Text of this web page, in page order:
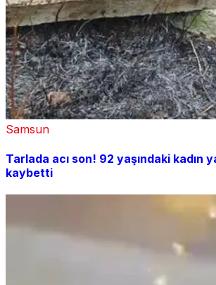
Samsun
Tarlada acı son! 92 yaşındaki kadın
kaybetti